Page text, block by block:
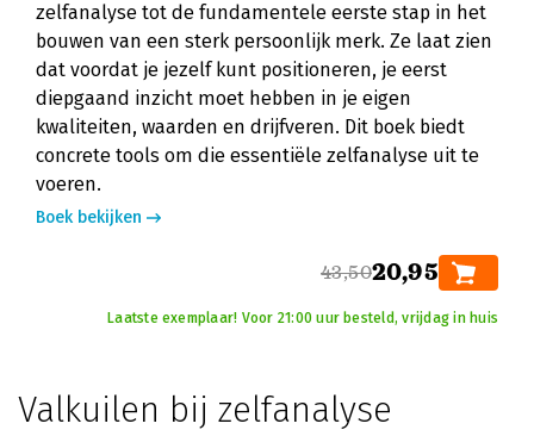
zelfanalyse tot de fundamentele eerste stap in het
bouwen van een sterk persoonlijk merk. Ze laat zien
dat voordat je jezelf kunt positioneren, je eerst
diepgaand inzicht moet hebben in je eigen
kwaliteiten, waarden en drijfveren. Dit boek biedt
concrete tools om die essentiële zelfanalyse uit te
voeren.
Boek bekijken
43,5020,95
Laatste exemplaar! Voor 21:00 uur besteld, vrijdag in huis
Valkuilen bij zelfanalyse